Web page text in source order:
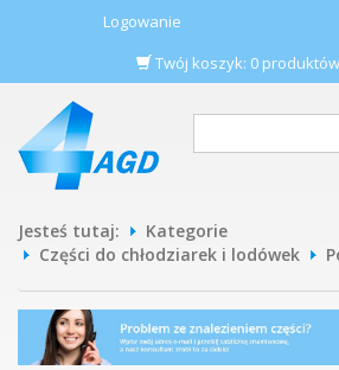
Logowanie
Twój koszyk: 0 produktów
Jesteś tutaj:
Kategorie
Części do chłodziarek i lodówek